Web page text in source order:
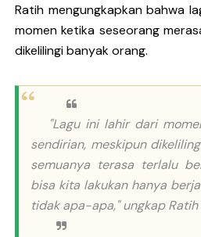
Ratih mengungkapkan bahwa
momen ketika seseorang
dikelilingi banyak orang.
"Lagu ini lahir dari
sendirian, meskipun
semuanya terasa terlalu
bisa kita lakukan hanya
tidak apa-apa,"ungkap Ratih